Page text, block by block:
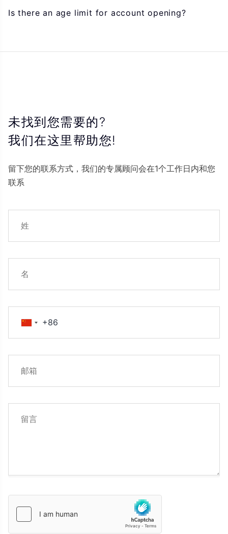
Is there an age limit for account opening?
未找到您需要的?
我们在这里帮助您!
留下您的联系方式，我们的专属顾问会在1个工作日内和您
联系